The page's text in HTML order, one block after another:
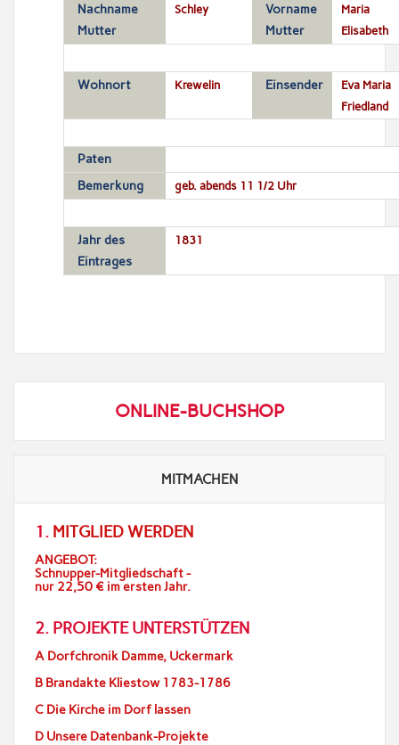
Nachname
Mutter
Schley
Vorname
Mutter
Maria
Elisabeth
Wohnort Krewelin Einsender
Eva Maria
Friedland
Paten
Bemerkung
geb. abends 11 1/2 Uhr
Jahr des
Eintrages
1831
ONLINE-BUCHSHOP
MITMACHEN
1. MITGLIED WERDEN
ANGEBOT:
Schnupper-Mitgliedschaft -
nur 22,50 € im ersten Jahr.
2. PROJEKTE UNTERSTÜTZEN
A Dorfchronik Damme, Uckermark
B Brandakte Kliestow 1783-1786
C Die Kirche im Dorf lassen
D Unsere Datenbank-Projekte